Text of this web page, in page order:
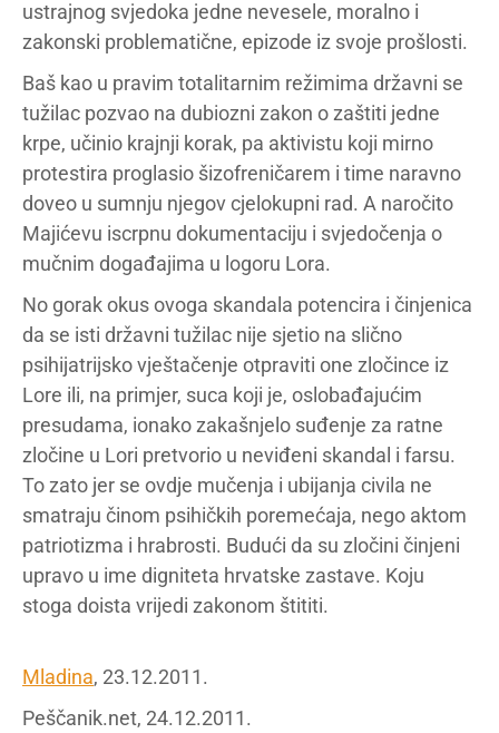
ustrajnog svjedoka jedne nevesele, moralno i
zakonski problematične, epizode iz svoje prošlosti.
Baš kao u pravim totalitarnim režimima državni se
tužilac pozvao na dubiozni zakon o zaštiti jedne
krpe, učinio krajnji korak, pa aktivistu koji mirno
protestira proglasio šizofreničarem i time naravno
doveo u sumnju njegov cjelokupni rad. A naročito
Majićevu iscrpnu dokumentaciju i svjedočenja o
mučnim događajima u logoru Lora.
No gorak okus ovoga skandala potencira i činjenica
da se isti državni tužilac nije sjetio na slično
psihijatrijsko vještačenje otpraviti one zločince iz
Lore ili, na primjer, suca koji je, oslobađajućim
presudama, ionako zakašnjelo suđenje za ratne
zločine u Lori pretvorio u neviđeni skandal i farsu.
To zato jer se ovdje mučenja i ubijanja civila ne
smatraju činom psihičkih poremećaja, nego aktom
patriotizma i hrabrosti. Budući da su zločini činjeni
upravo u ime digniteta hrvatske zastave. Koju
stoga doista vrijedi zakonom štititi.
Mladina, 23.12.2011.
Peščanik.net, 24.12.2011.